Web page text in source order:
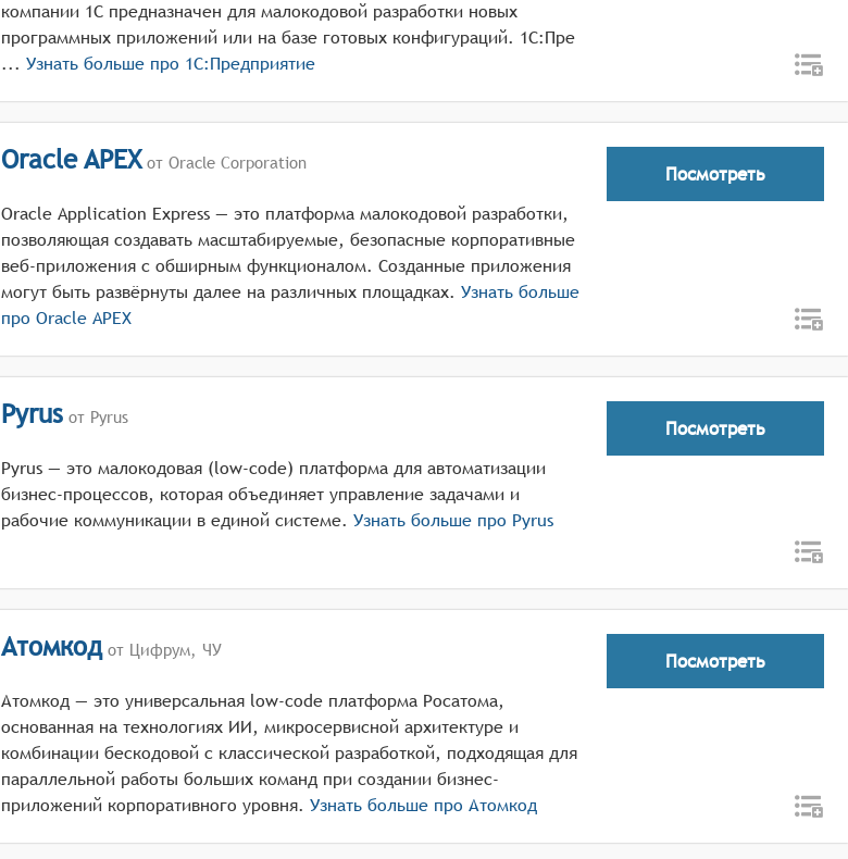
компании 1С предназначен для малокодовой разработки новых
программных приложений или на базе готовых конфигураций. 1С:Пре
... Узнать больше про 1С:Предприятие
Oracle APEXот Oracle Corporation
Oracle Application Express — это платформа малокодовой разработки,
позволяющая создавать масштабируемые, безопасные корпоративные
веб-приложения с обширным функционалом. Созданные приложения
могут быть развёрнуты далее на различных площадках. Узнать больше
про Oracle APEX
Посмотреть
Pyrus от Pyrus
Pyrus — это малокодовая (low-code) платформа для автоматизации
бизнес-процессов, которая объединяет управление задачами и
рабочие коммуникации в единой системе. Узнать больше про Pyrus
Посмотреть
Атомкодот Цифрум, ЧУ
Атомкод — это универсальная low-code платформа Росатома,
основанная на технологиях ИИ, микросервисной архитектуре и
комбинации бескодовой с классической разработкой, подходящая для
параллельной работы больших команд при создании бизнес-
приложений корпоративного уровня. Узнать больше про Атомкод
Посмотреть